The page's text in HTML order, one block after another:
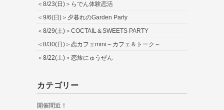
＜8/23(日)＞らでん体験恋活
＜9/6(日)＞夕暮れのGarden Party
＜8/29(土)＞COCTAIL＆SWEETS PARTY
＜8/30(日)＞恋カフェmini～カフェ＆トーク～
＜8/22(土)＞恋旅にゅうぜん
カテゴリー
開催間近！